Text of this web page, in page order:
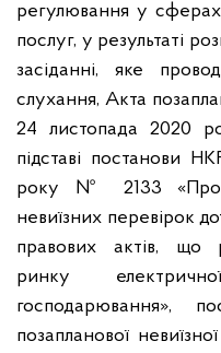
регулювання у
послуг, у результаті
засіданні, яке
слухання, Акта
24 листопада 2020
підставі постанови
року № 2133 «Про
невиїзних перевірок
правових актів, що
ринку
господарювання»,
позапланової